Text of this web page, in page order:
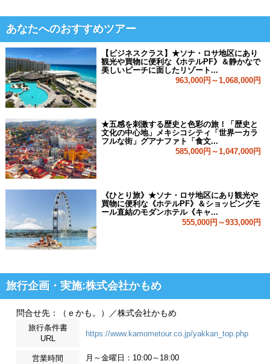
あなたへのおすすめツアー
【ビジネスクラス】★ソナ・ロサ地区にあり
観光や買物に便利な《ホテルPF》＆静かなで
美しいビーチに面したリゾート...
963,000円～1,068,000円
★五感を刺激する歴史と色彩の旅！「歴史と
文化の中心地」メキシコシティ「世界一カラ
フルな街」グアナファト「食文...
585,000円～1,047,000円
《ひとり旅》★ソナ・ロサ地区にあり観光や
買物に便利な《ホテルPF》＆ショッピングモ
ール直結のモダンホテル《キャ...
555,000円～933,000円
旅行企画・実施:株式会社かもめ
問合せ先：（ｅかも。）／株式会社かもめ
旅行条件書
URL
https://www.kamometour.co.jp/yakkan_top.php
営業時間 月～金曜日：10:00～18:00